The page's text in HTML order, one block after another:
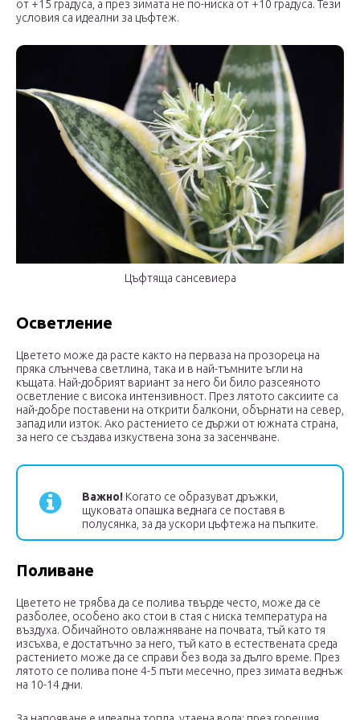
от +15 градуса, а през зимата не по-ниска от +10 градуса. Тези
условия са идеални за цъфтеж.
Цъфтяща сансевиера
Осветление
Цветето може да расте както на перваза на прозореца на
пряка слънчева светлина, така и в най-тъмните ъгли на
къщата. Най-добрият вариант за него би било разсеяното
осветление с висока интензивност. През лятото саксиите са
най-добре поставени на открити балкони, обърнати на север,
запад или изток. Ако растението се държи от южната страна,
за него се създава изкуствена зона за засенчване.
Важно! Когато се образуват дръжки,
щуковата опашка веднага се поставя в
полусянка, за да ускори цъфтежа на пъпките.
Поливане
Цветето не трябва да се полива твърде често, може да се
разболее, особено ако стои в стая с ниска температура на
въздуха. Обичайното овлажняване на почвата, тъй като тя
изсъхва, е достатъчно за него, тъй като в естествената среда
растението може да се справи без вода за дълго време. През
лятото се полива поне 4-5 пъти месечно, през зимата веднъж
на 10-14 дни.